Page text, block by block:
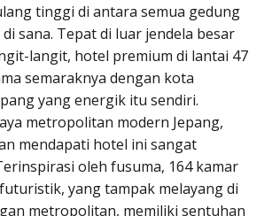
tinggi di antara semua gedung
sana. Tepat di luar jendela besar
langit, hotel premium di lantai 47
semaraknya dengan kota
yang energik itu sendiri.
metropolitan modern Jepang,
mendapati hotel ini sangat
oleh fusuma, 164 kamar
yang tampak melayang di
metropolitan, memiliki sentuhan